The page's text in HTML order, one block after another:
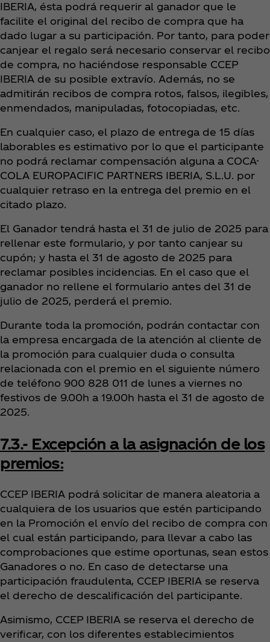
IBERIA, ésta podrá requerir al ganador que le
facilite el original del recibo de compra que ha
dado lugar a su participación. Por tanto, para poder
canjear el regalo será necesario conservar el recibo
de compra, no haciéndose responsable CCEP
IBERIA de su posible extravío. Además, no se
admitirán recibos de compra rotos, falsos, ilegibles,
enmendados, manipuladas, fotocopiadas, etc.
En cualquier caso, el plazo de entrega de 15 días
laborables es estimativo por lo que el participante
no podrá reclamar compensación alguna a COCA-
COLA EUROPACIFIC PARTNERS IBERIA, S.L.U. por
cualquier retraso en la entrega del premio en el
citado plazo.
El Ganador tendrá hasta el 31 de julio de 2025 para
rellenar este formulario, y por tanto canjear su
cupón; y hasta el 31 de agosto de 2025 para
reclamar posibles incidencias. En el caso que el
ganador no rellene el formulario antes del 31 de
julio de 2025, perderá el premio.
Durante toda la promoción, podrán contactar con
la empresa encargada de la atención al cliente de
la promoción para cualquier duda o consulta
relacionada con el premio en el siguiente número
de teléfono 900 828 011 de lunes a viernes no
festivos de 9.00h a 19.00h hasta el 31 de agosto de
2025.
7.3.- Excepción a la asignación de los
premios:
CCEP IBERIA podrá solicitar de manera aleatoria a
cualquiera de los usuarios que estén participando
en la Promoción el envío del recibo de compra con
el cual están participando, para llevar a cabo las
comprobaciones que estime oportunas, sean estos
Ganadores o no. En caso de detectarse una
participación fraudulenta, CCEP IBERIA se reserva
el derecho de descalificación del participante.
Asimismo, CCEP IBERIA se reserva el derecho de
verificar, con los diferentes establecimientos